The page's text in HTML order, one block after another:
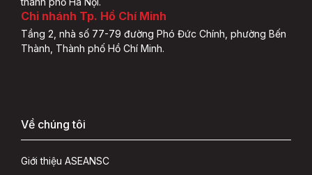
Chi nhánh Tp. Hồ Chí Minh
Tầng 2, nhà số 77-79 đường Phó Đức Chính, phường Bến
Thành, Thành phố Hồ Chí Minh.
Về chúng tôi
Giới thiệu ASEANSC